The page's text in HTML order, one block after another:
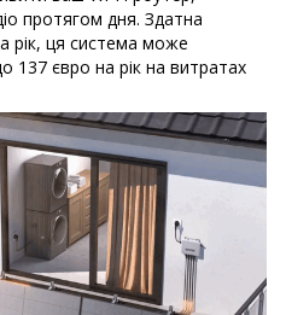
протягом дня. Здатна
рік, ця система може
євро на рік на витратах